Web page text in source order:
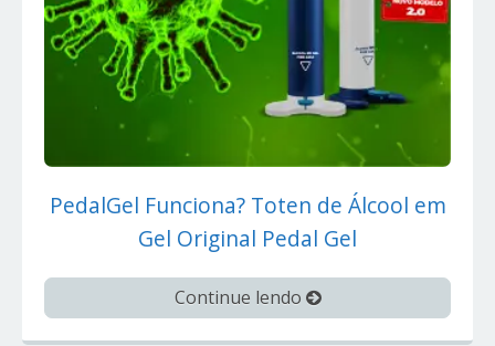
PedalGel Funciona? Toten de Álcool em
Gel Original Pedal Gel
Continue lendo